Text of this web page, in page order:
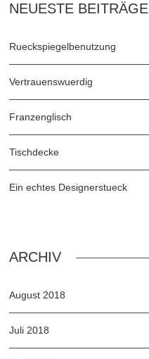
NEUESTE BEITRÄGE
Rueckspiegelbenutzung
Vertrauenswuerdig
Franzenglisch
Tischdecke
Ein echtes Designerstueck
ARCHIV
August 2018
Juli 2018